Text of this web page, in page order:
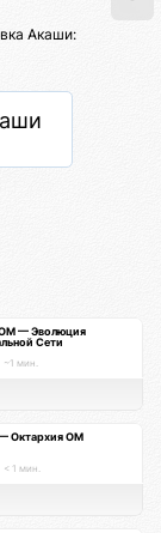
Акаши:
— Эволюция
Сети
~1 мин.
Октархия ОМ
< 1 мин.